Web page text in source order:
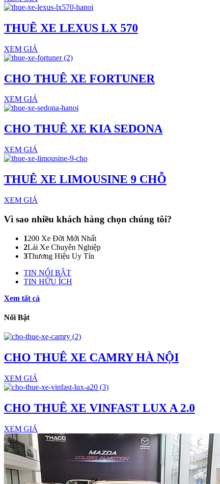
THUÊ XE LEXUS LX 570
XEM GIÁ
CHO THUÊ XE FORTUNER
XEM GIÁ
CHO THUÊ XE KIA SEDONA
XEM GIÁ
THUÊ XE LIMOUSINE 9 CHỖ
XEM GIÁ
Vì sao nhiều khách hàng chọn chúng tôi?
1200 Xe Đời Mới Nhất
2Lái Xe Chuyên Nghiệp
3Thương Hiệu Uy Tín
TIN NỔI BẬT
TIN HỮU ÍCH
Xem tất cả
Nổi Bật
CHO THUÊ XE CAMRY HÀ NỘI
XEM GIÁ
CHO THUÊ XE VINFAST LUX A 2.0
XEM GIÁ